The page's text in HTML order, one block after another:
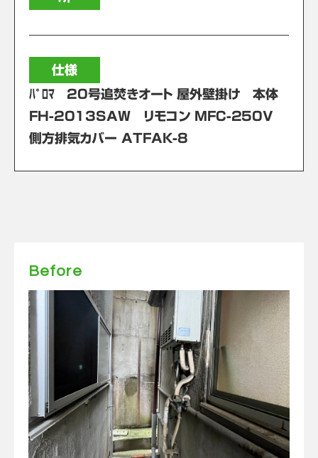
仕様
ﾊﾟﾛﾏ 20号追焚きオート 屋外壁掛け 本体
FH-2013SAW リモコン MFC-250V
側⽅排気カバー ATFAK-8
Before